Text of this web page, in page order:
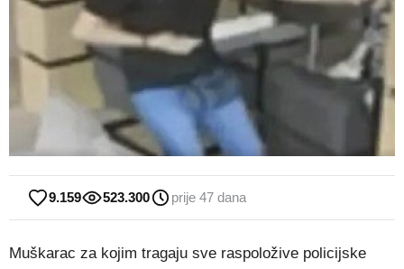
9.159 523.300 prije 47 dana
Muškarac za kojim tragaju sve raspoložive policijske